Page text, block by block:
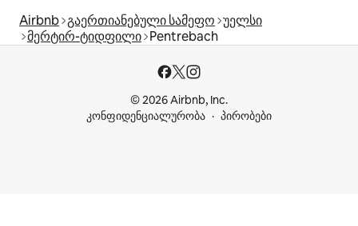
Airbnb გაერთიანებული სამეფო უელსი
მერტირ-ტიდფილი Pentrebach
© 2026 Airbnb, Inc.
კონფიდენციალურობა
პირობები